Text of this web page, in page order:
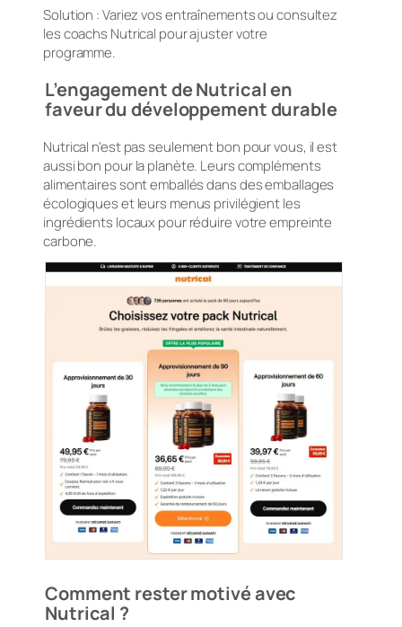
Solution : Variez vos entraînements ou consultez
les coachs Nutrical pour ajuster votre
programme.
L’engagement de Nutrical en
faveur du développement durable
Nutrical n’est pas seulement bon pour vous, il est
aussi bon pour la planète. Leurs compléments
alimentaires sont emballés dans des emballages
écologiques et leurs menus privilégient les
ingrédients locaux pour réduire votre empreinte
carbone.
Comment rester motivé avec
Nutrical ?